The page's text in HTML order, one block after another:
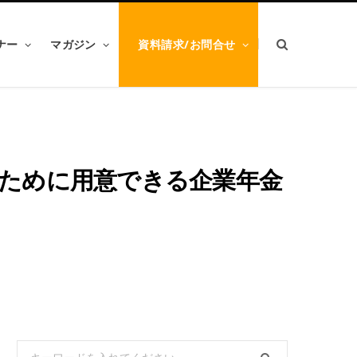
ー マガジン 資料請求/お問合せ
めに用意できる企業年金